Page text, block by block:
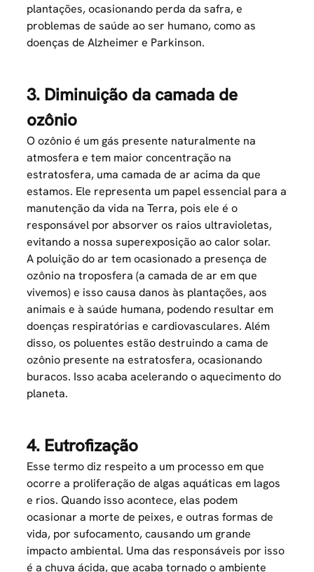
plantações, ocasionando perda da safra, e
problemas de saúde ao ser humano, como as
doenças de Alzheimer e Parkinson.
3. Diminuição da camada de
ozônio
O ozônio é um gás presente naturalmente na
atmosfera e tem maior concentração na
estratosfera, uma camada de ar acima da que
estamos. Ele representa um papel essencial para a
manutenção da vida na Terra, pois ele é o
responsável por absorver os raios ultravioletas,
evitando a nossa superexposição ao calor solar.
A poluição do ar tem ocasionado a presença de
ozônio na troposfera (a camada de ar em que
vivemos) e isso causa danos às plantações, aos
animais e à saúde humana, podendo resultar em
doenças respiratórias e cardiovasculares. Além
disso, os poluentes estão destruindo a cama de
ozônio presente na estratosfera, ocasionando
buracos. Isso acaba acelerando o aquecimento do
planeta.
4. Eutrofização
Esse termo diz respeito a um processo em que
ocorre a proliferação de algas aquáticas em lagos
e rios. Quando isso acontece, elas podem
ocasionar a morte de peixes, e outras formas de
vida, por sufocamento, causando um grande
impacto ambiental. Uma das responsáveis por isso
é a chuva ácida, que acaba tornado o ambiente